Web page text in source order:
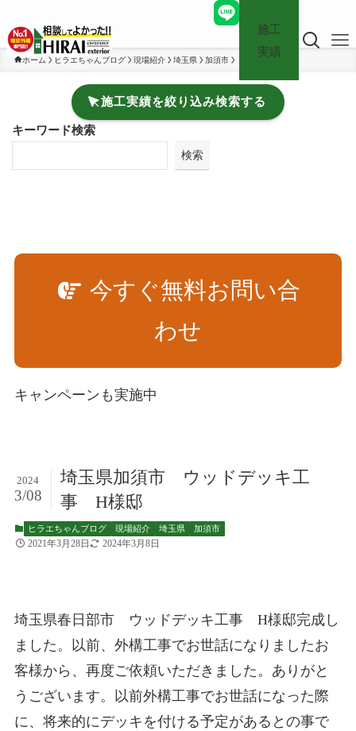
施工
実績
ホーム ヒラエちゃんブログ 現場紹介 埼玉県 加須市
施工実績を絞り込み検索する
キーワード検索
検索
今すぐ無料お問い合
わせ
キャンペーンも実施中
埼玉県加須市 ウッドデッキ工
事 H様邸
2024
3/08
ヒラエちゃんブログ 現場紹介 埼玉県 加須市
2021年3月28日 2024年3月8日
埼玉県春日部市 ウッドデッキ工事 H様邸完成し
ました。以前、外構工事でお世話になりましたお
客様から、再度ご依頼いただきました。ありがと
うございます。以前外構工事でお世話になった際
に、将来的にデッキを付ける予定があるとの事で